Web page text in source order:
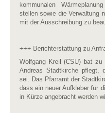
kommunalen
stellen sowie die Verwaltung
mit der Ausschreibung zu
+++ Berichterstattung zu
Wolfgang Kreil (CSU) bat
Andreas Stadtkirche pflegt,
sei. Das Pfarramt der
dass ein neuer Aufkleber für
in Kürze angebracht werden